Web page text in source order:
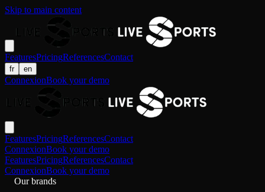
Skip to main content
FeaturesPricingReferencesContact
fr en
ConnexionBook your demo
FeaturesPricingReferencesContact
ConnexionBook your demo
FeaturesPricingReferencesContact
ConnexionBook your demo
Our brands